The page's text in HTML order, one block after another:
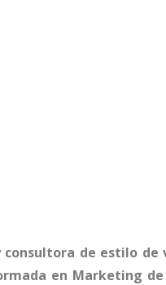
de estilo de
en Marketing